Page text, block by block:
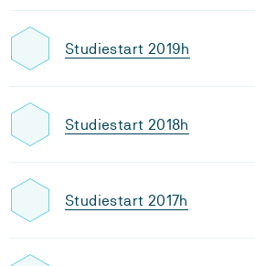
Studiestart 2019h
Studiestart 2018h
Studiestart 2017h